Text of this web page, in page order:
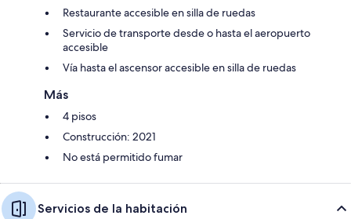
Restaurante accesible en silla de ruedas
Servicio de transporte desde o hasta el aeropuerto
accesible
Vía hasta el ascensor accesible en silla de ruedas
Más
4 pisos
Construcción: 2021
No está permitido fumar
Servicios de la habitación